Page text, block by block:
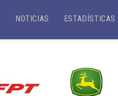
NOTICIAS ESTADÍSTICAS